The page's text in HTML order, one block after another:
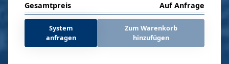
Gesamtpreis Auf Anfrage
System
anfragen
Zum Warenkorb
hinzufügen